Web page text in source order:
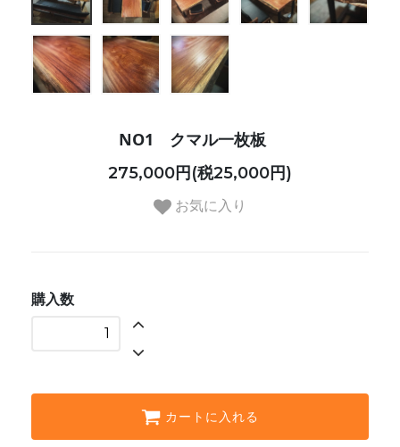
NO1 クマル一枚板
275,000円(税25,000円)
お気に入り
購入数
カートに入れる